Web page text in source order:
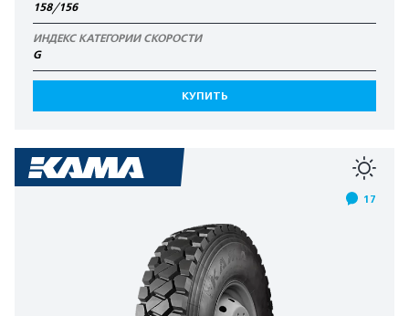
158/156
ИНДЕКС КАТЕГОРИИ СКОРОСТИ
G
КУПИТЬ
17